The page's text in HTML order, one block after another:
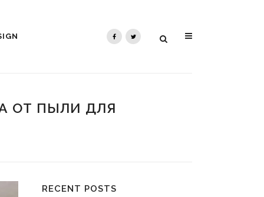
ОТ ПЫЛИ ДЛЯ
RECENT POSTS